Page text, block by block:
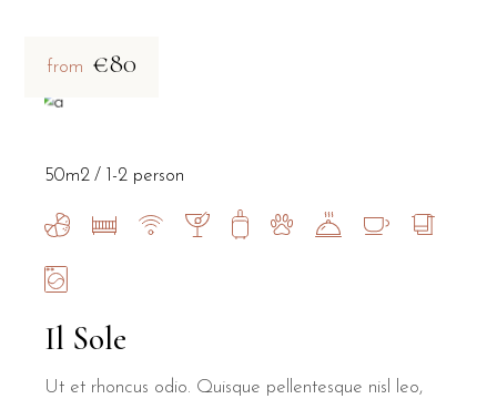
from €80
Il Sole
Ut et rhoncus odio. Quisque pellentesque nisl leo,
50m2 1-2 person